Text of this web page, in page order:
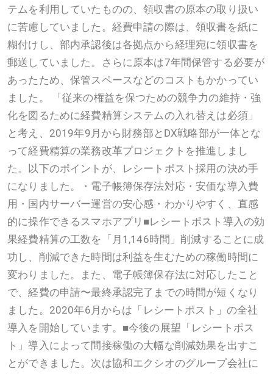
テムを利用していたものの、領収書の原本の取り扱い
に苦慮していました。経費申請の際は、領収書を紙に
糊付けし、部内承認後は各拠点から経理宛に領収書を
郵送していました。さらに原本は7年間保管する必要が
あったため、保管スペースなどのコストもかかってい
ました。 「従来の権益を保つための競争力の維持・強
化を図るために経費精算システムの入れ替えは必須」
と考え、2019年9月から財務部とDX戦略部が一体とな
って経費精算の業務改革プロジェクトを推進しまし
た。以下のポイントが、レシートポスト採用の決め手
になりました。・電子帳簿保存法対応・安価な導入費
用・国内サーバー運営の安心感・わかりやすく、直感
的に操作できるスマホアプリ■レシートポスト導入の効
果経費精算の工数を「月1,146時間」削減することに成
功し、削減できた時間は利益を生むための稼働時間に
変わりました。また、電子帳簿保存法に対応したこと
で、経費の申請〜最終承認完了までの時間が短くなり
ました。2020年6月からは「レシートポスト」の全社
導入を開始しています。■今後の展望「レシートポス
ト」導入によって間接稼働の大幅な削減効果を出すこ
とができました。次は協和エクシオのグループ会社に